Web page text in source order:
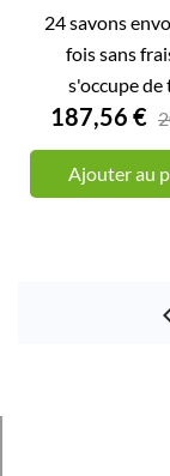
APERÇU
24 savons
fois sans
s'occupe de
187,56 €
Ajouter au